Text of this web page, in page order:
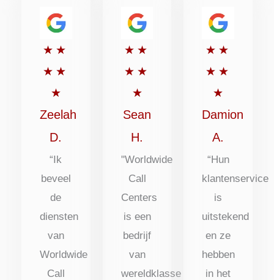
★ ★
★ ★
★
Beoordeeld
met
5
uit
Zeelah
D.
“Ik
beveel
de
diensten
van
Worldwide
Call
★ ★
★ ★
★
Beoordeeld
met
5
uit
Sean
H.
"Worldwide
Call
Centers
is een
bedrijf
van
wereldklasse
★ ★
★ ★
★
met
uit
Damion
A.
“Hun
klantenservice
is
uitstekend
en ze
hebben
in het